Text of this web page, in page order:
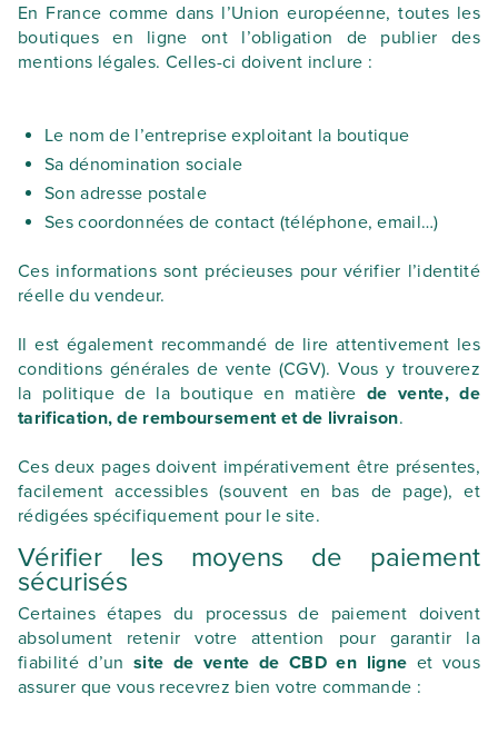
En France comme dans l’Union européenne, toutes les
boutiques en ligne ont l’obligation de publier des
mentions légales. Celles-ci doivent inclure :
Le nom de l’entreprise exploitant la boutique
Sa dénomination sociale
Son adresse postale
Ses coordonnées de contact (téléphone, email…)
Ces informations sont précieuses pour vérifier l’identité
réelle du vendeur.
Il est également recommandé de lire attentivement les
conditions générales de vente (CGV). Vous y trouverez
la politique de la boutique en matièrede vente, de
tarification, de remboursement et de livraison.
Ces deux pages doivent impérativement être présentes,
facilement accessibles (souvent en bas de page), et
rédigées spécifiquement pour le site.
Vérifier les moyens de paiement
sécurisés
Certaines étapes du processus de paiement doivent
absolument retenir votre attention pour garantir la
fiabilité d’unsite de vente de CBD en ligne et vous
assurer que vous recevrez bien votre commande :